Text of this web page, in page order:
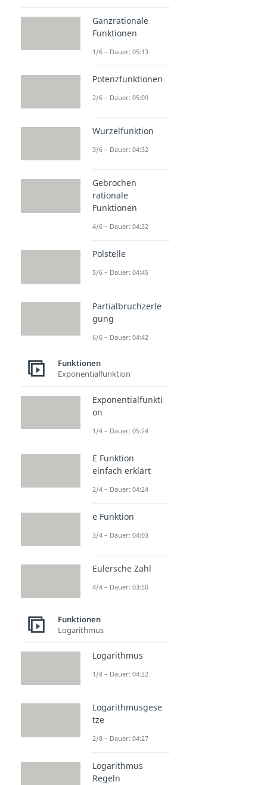
Ganzrationale
Funktionen
1/6 – Dauer: 05:13
Potenzfunktionen
2/6 – Dauer: 05:09
Wurzelfunktion
3/6 – Dauer: 04:32
Gebrochen
rationale
Funktionen
4/6 – Dauer: 04:32
Polstelle
5/6 – Dauer: 04:45
Partialbruchzerle
gung
6/6 – Dauer: 04:42
Funktionen
Exponentialfunktion
Exponentialfunkti
on
1/4 – Dauer: 05:24
E Funktion
einfach erklärt
2/4 – Dauer: 04:24
e Funktion
3/4 – Dauer: 04:03
Eulersche Zahl
4/4 – Dauer: 03:50
Funktionen
Logarithmus
Logarithmus
1/8 – Dauer: 04:22
Logarithmusgese
tze
2/8 – Dauer: 04:27
Logarithmus
Regeln